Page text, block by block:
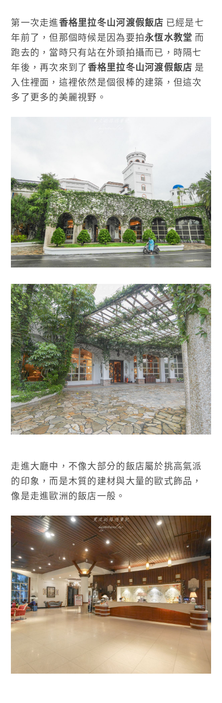
第一次走進香格里拉冬山河渡假飯店 已經是七
年前了，但那個時候是因為要拍永恆水教堂 而
跑去的，當時只有站在外頭拍攝而已，時隔七
年後，再次來到了香格里拉冬山河渡假飯店 是
入住裡面，這裡依然是個很棒的建築，但這次
多了更多的美麗視野。
走進大廳中，不像大部分的飯店屬於挑高氣派
的印象，而是木質的建材與大量的歐式飾品，
像是走進歐洲的飯店一般。